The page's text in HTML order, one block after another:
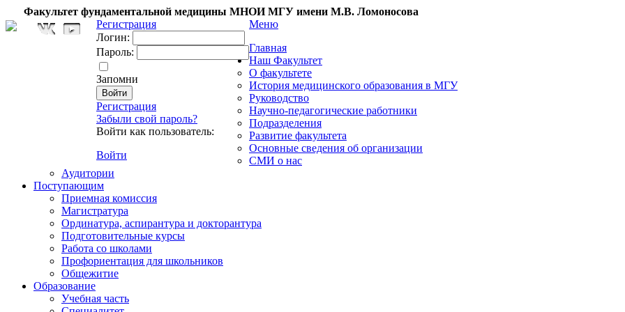
Факультет фундаментальной медицины МНОИ МГУ имени М.В. Ломоносова
Регистрация
Логин:
Пароль:
Запомни
Регистрация
Забыли свой пароль?
Войти как пользователь:
Войти
Меню
Главная
Наш Факультет
О факультете
История медицинского образования в МГУ
Руководство
Научно-педагогические работники
Подразделения
Развитие факультета
Основные сведения об организации
СМИ о нас
Аудитории
Поступающим
Приемная комиссия
Магистратура
Ординатура, аспирантура и докторантура
Подготовительные курсы
Работа со школами
Профориентация для школьников
Общежитие
Образование
Учебная часть